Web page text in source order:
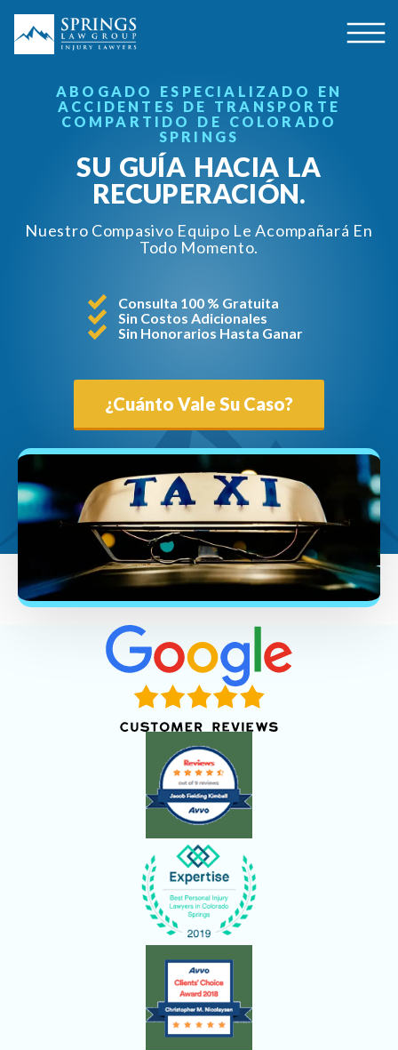
ABOGADO ESPECIALIZADO EN
ACCIDENTES DE TRANSPORTE
COMPARTIDO DE COLORADO
SPRINGS
SU GUÍA HACIA LA
RECUPERACIÓN.
Nuestro Compasivo Equipo Le Acompañará En
Todo Momento.
Consulta 100 % Gratuita
Sin Costos Adicionales
Sin Honorarios Hasta Ganar
¿Cuánto Vale Su Caso?